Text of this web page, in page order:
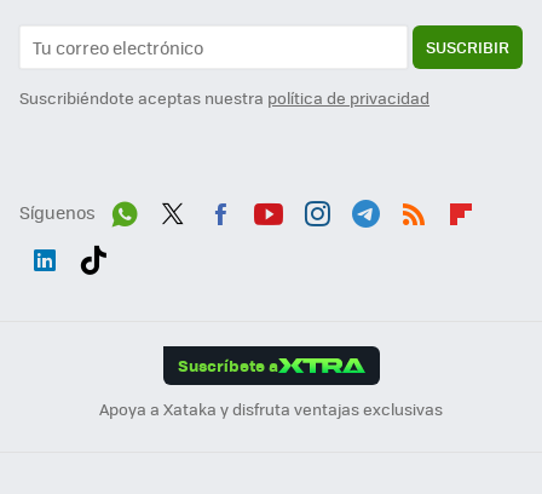
SUSCRIBIR
Suscribiéndote aceptas nuestra política de privacidad
Síguenos
Suscríbete a
Apoya a Xataka y disfruta ventajas exclusivas